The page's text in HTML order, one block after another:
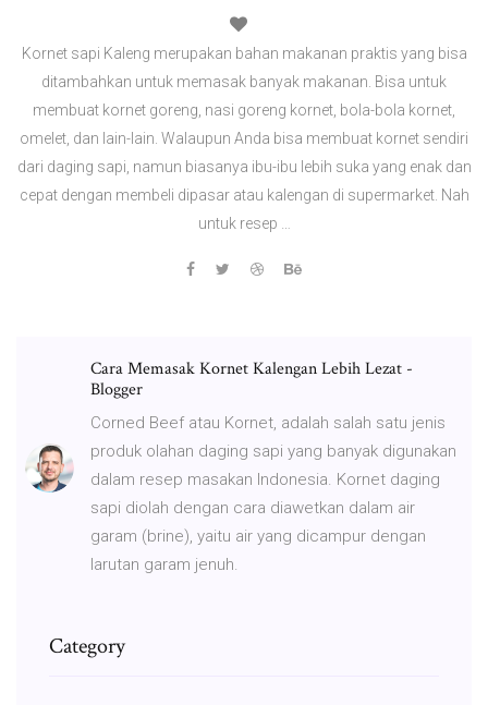
Kornet sapi Kaleng merupakan bahan makanan praktis yang bisa
ditambahkan untuk memasak banyak makanan. Bisa untuk
membuat kornet goreng, nasi goreng kornet, bola-bola kornet,
omelet, dan lain-lain. Walaupun Anda bisa membuat kornet sendiri
dari daging sapi, namun biasanya ibu-ibu lebih suka yang enak dan
cepat dengan membeli dipasar atau kalengan di supermarket. Nah
untuk resep …
Cara Memasak Kornet Kalengan Lebih Lezat -
Blogger
Corned Beef atau Kornet, adalah salah satu jenis
produk olahan daging sapi yang banyak digunakan
dalam resep masakan Indonesia. Kornet daging
sapi diolah dengan cara diawetkan dalam air
garam (brine), yaitu air yang dicampur dengan
larutan garam jenuh.
Category